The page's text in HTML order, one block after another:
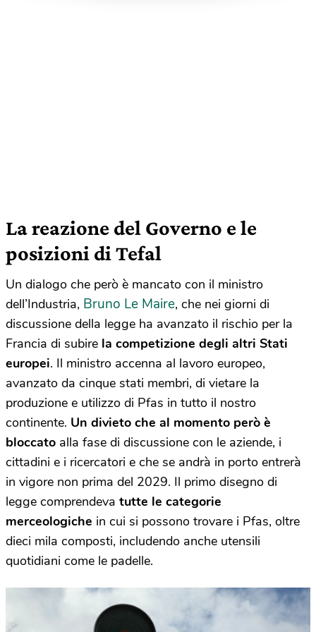
La reazione del Governo e le
posizioni di Tefal
Un dialogo che però è mancato con il ministro
dell’Industria, Bruno Le Maire, che nei giorni di
discussione della legge ha avanzato il rischio per la
Francia di subire la competizione degli altri Stati
europei. Il ministro accenna al lavoro europeo,
avanzato da cinque stati membri, di vietare la
produzione e utilizzo di Pfas in tutto il nostro
continente. Un divieto che al momento però è
bloccato alla fase di discussione con le aziende, i
cittadini e i ricercatori e che se andrà in porto entrerà
in vigore non prima del 2029. Il primo disegno di
legge comprendeva tutte le categorie
merceologiche in cui si possono trovare i Pfas, oltre
dieci mila composti, includendo anche utensili
quotidiani come le padelle.